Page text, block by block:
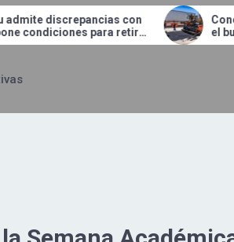
Concluye JMAS trabajos de
el bulevar Talamás